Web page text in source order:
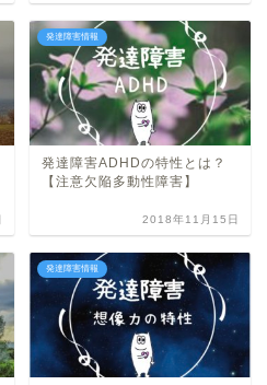
発達障害情報
発達障害ADHDの特性とは？
【注意欠陥多動性障害】
2018年11月15日
発達障害情報